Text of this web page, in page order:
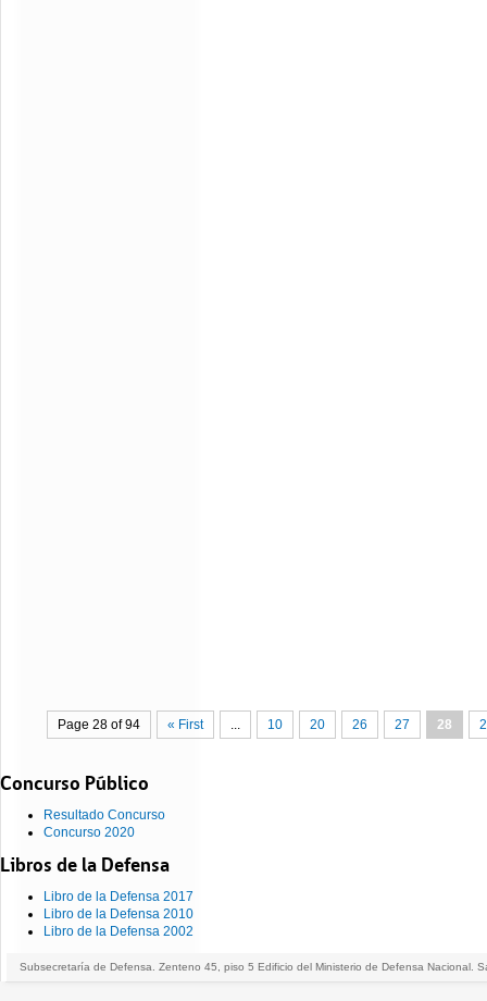
Page 28 of 94 « First 10 20 26 27 28
Concurso Público
Resultado Concurso
Concurso 2020
Libros de la Defensa
Libro de la Defensa 2017
Libro de la Defensa 2010
Libro de la Defensa 2002
Subsecretaría de Defensa. Zenteno 45, piso 5 Edificio del Ministerio de Defensa Nacional.